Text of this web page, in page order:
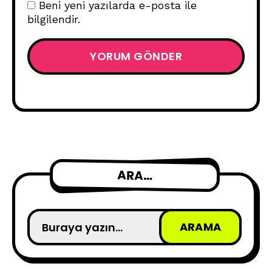
Beni yeni yazılarda e-posta ile
bilgilendir.
ARA…